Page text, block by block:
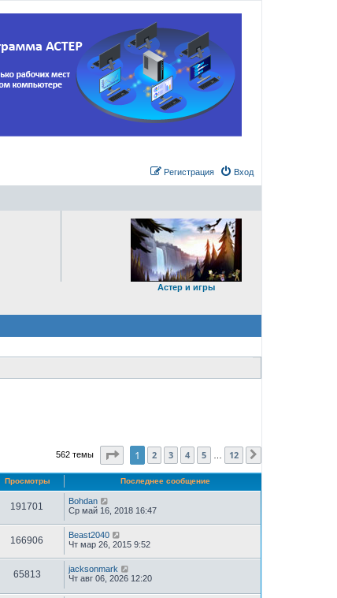
Вход
Регистрация
Астер и игры
562 темы Страница 1из12
1 2 3 4 5 12
Просмотры Последнее сообщение
191701
Bohdan
Ср май 16, 2018 16:47
166906
Beast2040
Чт мар 26, 2015 9:52
65813
jacksonmark
Чт авг 06, 2026 12:20